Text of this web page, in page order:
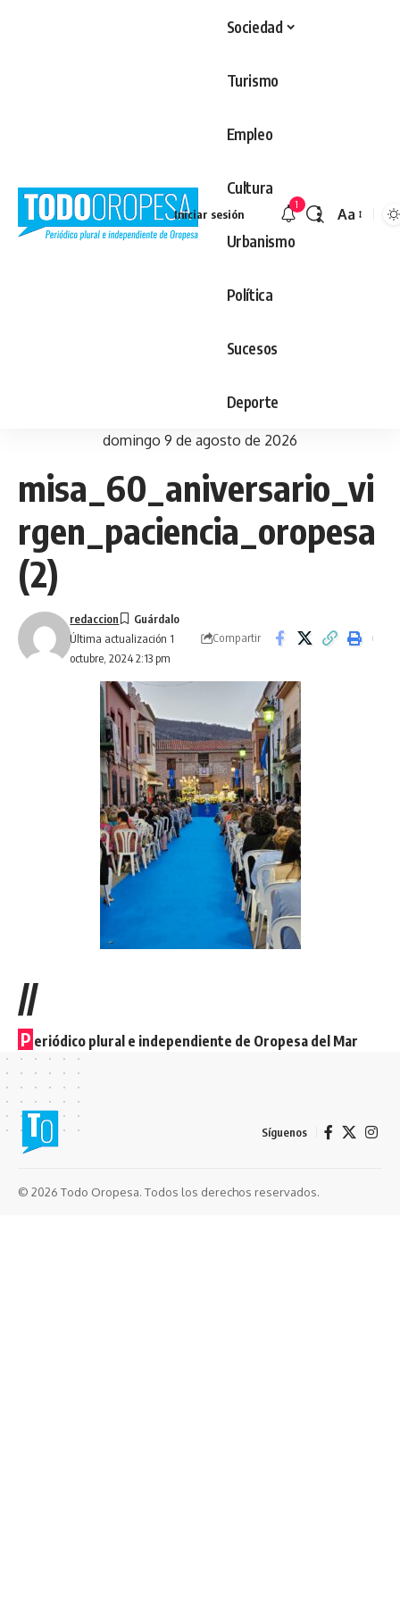
Sociedad
Turismo
Empleo
Cultura
Urbanismo
Política
Sucesos
Deporte
Iniciar sesión
1
Aa
domingo 9 de agosto de 2026
misa_60_aniversario_vi
rgen_paciencia_oropesa
(2)
Última actualización 1
octubre, 2024 2:13 pm
redaccion
Compartir
//
P eriódico plural e independiente de Oropesa del Mar
Síguenos
© 2026 Todo Oropesa. Todos los derechos reservados.